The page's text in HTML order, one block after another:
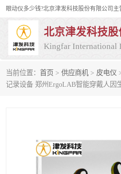
北京津发科技股
Kingfar International
当前位置： 首页 > 供应商机 > 皮电仪
记录设备 郑州ErgoLAB智能穿戴人因
皮电仪
行为观察与表情分析